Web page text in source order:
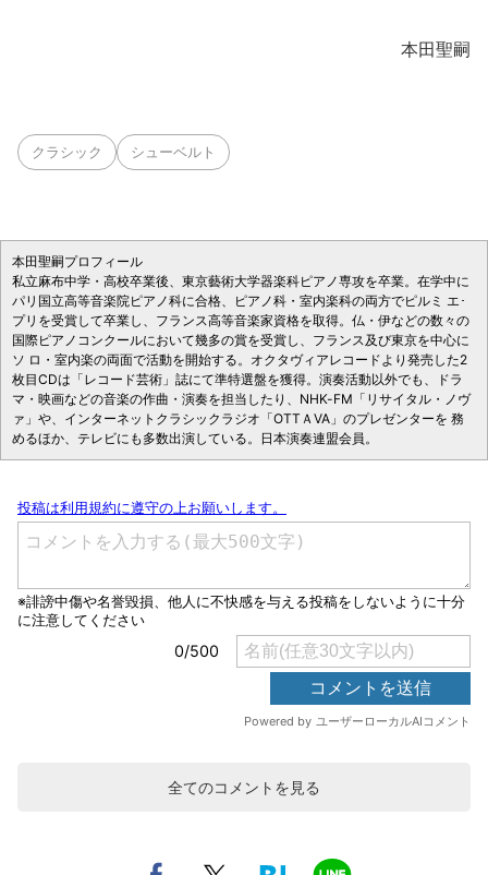
本田聖嗣
クラシック シューベルト
本田聖嗣プロフィール
私立麻布中学・高校卒業後、東京藝術大学器楽科ピアノ専攻を卒業。在学中に
パリ国立高等音楽院ピアノ科に合格、ピアノ科・室内楽科の両方でピルミ エ･
プリを受賞して卒業し、フランス高等音楽家資格を取得。仏・伊などの数々の
国際ピアノコンクールにおいて幾多の賞を受賞し、フランス及び東京を中心に
ソ ロ・室内楽の両面で活動を開始する。オクタヴィアレコードより発売した2
枚目CDは「レコード芸術」誌にて準特選盤を獲得。演奏活動以外でも、ドラ
マ・映画などの音楽の作曲・演奏を担当したり、NHK-FM「リサイタル・ノヴ
ァ」や、インターネットクラシックラジオ「OTTＡVA」のプレゼンターを 務
めるほか、テレビにも多数出演している。日本演奏連盟会員。
全てのコメントを見る